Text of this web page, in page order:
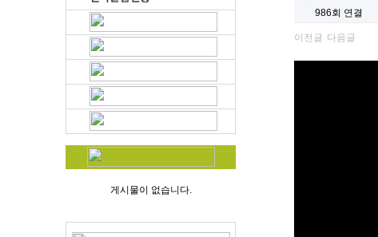
게시물이 없습니다.
986회 연결
이전글 다음글